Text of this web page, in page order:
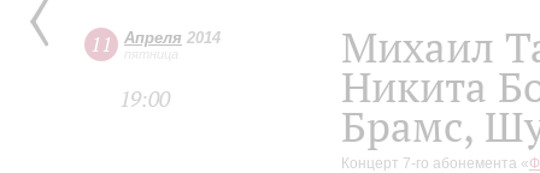
11 Апреля 2014
пятница
19:00
Михаил
Никита
Брамс,
Концерт 7-го абонемента «